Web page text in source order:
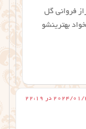
فروانی گل
بهترینشو
01/26 در 22:19